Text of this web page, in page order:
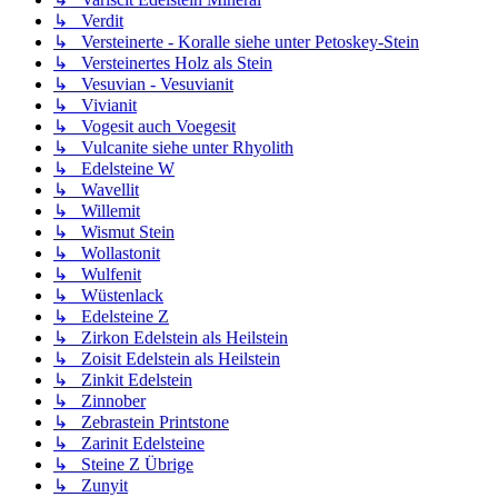
↳ Verdit
↳ Versteinerte - Koralle siehe unter Petoskey-Stein
↳ Versteinertes Holz als Stein
↳ Vesuvian - Vesuvianit
↳ Vivianit
↳ Vogesit auch Voegesit
↳ Vulcanite siehe unter Rhyolith
↳ Edelsteine W
↳ Wavellit
↳ Willemit
↳ Wismut Stein
↳ Wollastonit
↳ Wulfenit
↳ Wüstenlack
↳ Edelsteine Z
↳ Zirkon Edelstein als Heilstein
↳ Zoisit Edelstein als Heilstein
↳ Zinkit Edelstein
↳ Zinnober
↳ Zebrastein Printstone
↳ Zarinit Edelsteine
↳ Steine Z Übrige
↳ Zunyit